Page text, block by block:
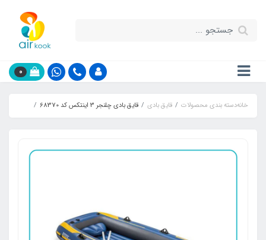
0
خانهدسته بندی محصولات قایق بادی قایق بادی چلنجر 3 اینتکس کد 68370